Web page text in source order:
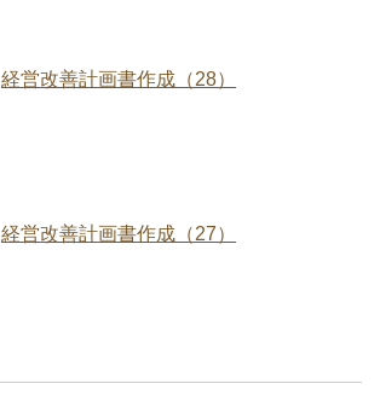
経営改善計画書作成（28）
経営改善計画書作成（27）